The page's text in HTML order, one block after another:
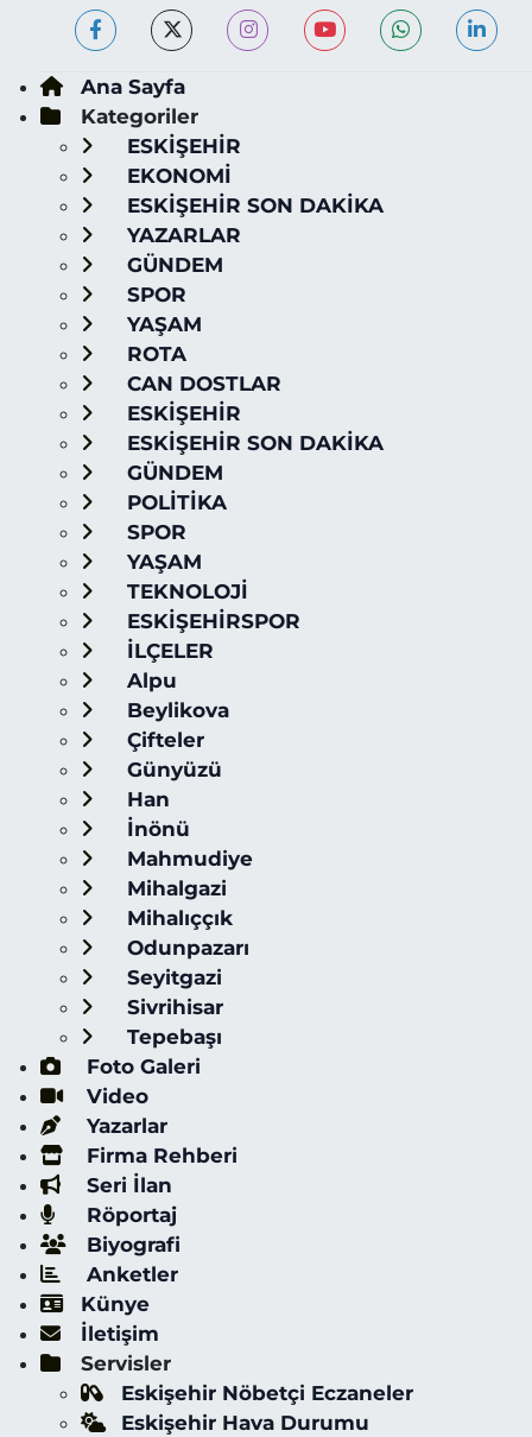
Ana Sayfa
Kategoriler
ESKİŞEHİR
EKONOMİ
ESKİŞEHİR SON DAKİKA
YAZARLAR
GÜNDEM
SPOR
YAŞAM
ROTA
CAN DOSTLAR
ESKİŞEHİR
ESKİŞEHİR SON DAKİKA
GÜNDEM
POLİTİKA
SPOR
YAŞAM
TEKNOLOJİ
ESKİŞEHİRSPOR
İLÇELER
Alpu
Beylikova
Çifteler
Günyüzü
Han
İnönü
Mahmudiye
Mihalgazi
Mihalıççık
Odunpazarı
Seyitgazi
Sivrihisar
Tepebaşı
Foto Galeri
Video
Yazarlar
Firma Rehberi
Seri İlan
Röportaj
Biyografi
Anketler
Künye
İletişim
Servisler
Eskişehir Nöbetçi Eczaneler
Eskişehir Hava Durumu